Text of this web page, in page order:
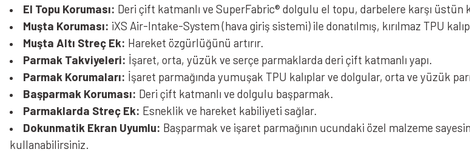
El Topu Koruması: Deri çift katmanlı ve SuperFabric® dolgulu el topu, darbelere karşı üstün
Muşta Koruması: iXS Air-Intake-System (hava giriş sistemi) ile donatılmış, kırılmaz TPU
Muşta Altı Streç Ek: Hareket özgürlüğünü artırır.
Parmak Takviyeleri: İşaret, orta, yüzük ve serçe parmaklarda deri çift katmanlı yapı.
Parmak Korumaları: İşaret parmağında yumuşak TPU kalıplar ve dolgular, orta ve yüzük
Başparmak Koruması: Deri çift katmanlı ve dolgulu başparmak.
Parmaklarda Streç Ek: Esneklik ve hareket kabiliyeti sağlar.
Dokunmatik Ekran Uyumlu: Başparmak ve işaret parmağının ucundaki özel malzeme
kullanabilirsiniz.